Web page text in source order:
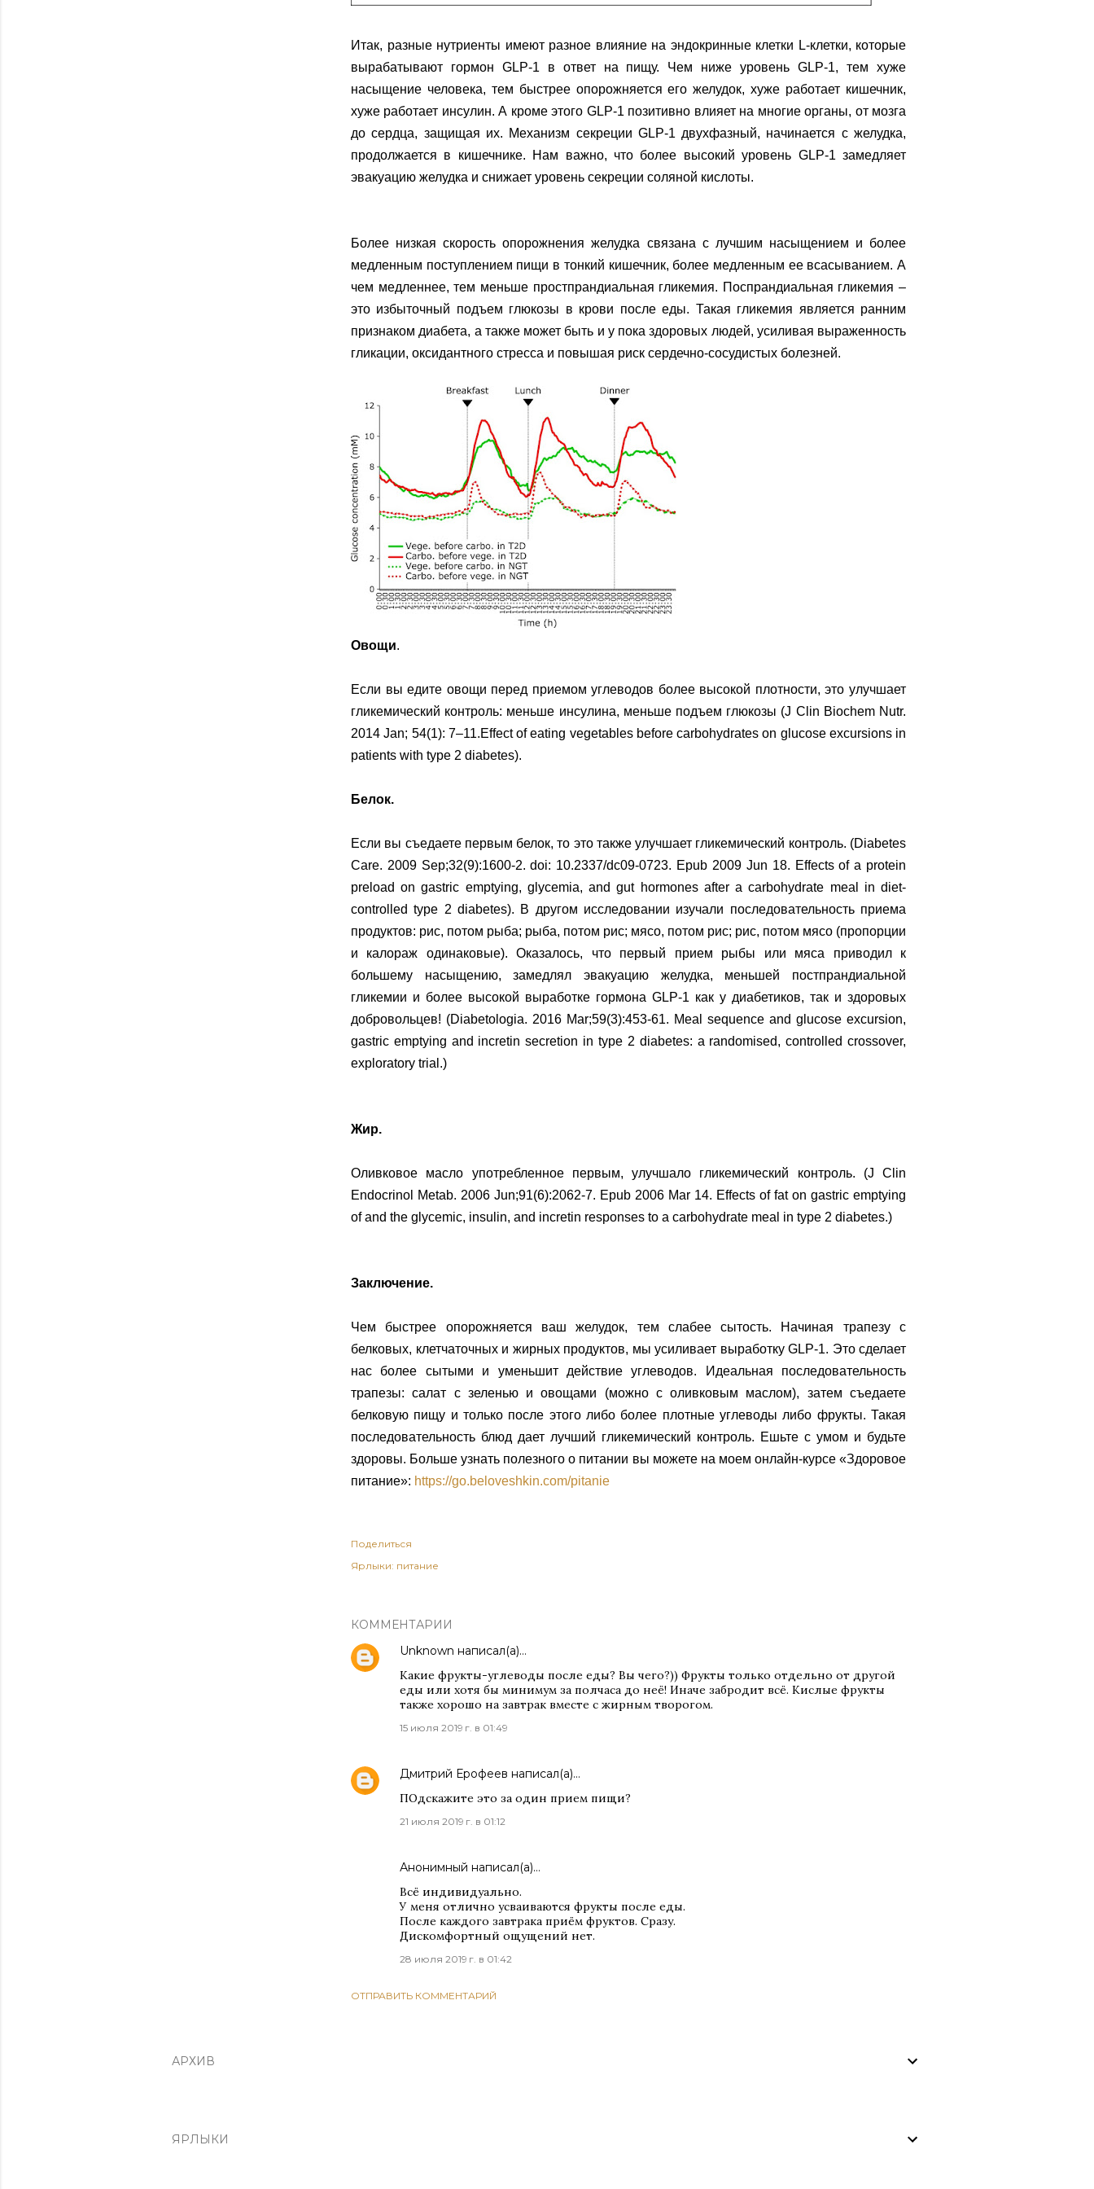
Итак, разные нутриенты имеют разное влияние на эндокринные клетки L-клетки, которые
вырабатывают гормон GLP-1 в ответ на пищу. Чем ниже уровень GLP-1, тем хуже
насыщение человека, тем быстрее опорожняется его желудок, хуже работает кишечник,
хуже работает инсулин. А кроме этого GLP-1 позитивно влияет на многие органы, от мозга
до сердца, защищая их. Механизм секреции GLP-1 двухфазный, начинается с желудка,
продолжается в кишечнике. Нам важно, что более высокий уровень GLP-1 замедляет
эвакуацию желудка и снижает уровень секреции соляной кислоты.
Более низкая скорость опорожнения желудка связана с лучшим насыщением и более
медленным поступлением пищи в тонкий кишечник, более медленным ее всасыванием. А
чем медленнее, тем меньше простпрандиальная гликемия. Поспрандиальная гликемия –
это избыточный подъем глюкозы в крови после еды. Такая гликемия является ранним
признаком диабета, а также может быть и у пока здоровых людей, усиливая выраженность
гликации, оксидантного стресса и повышая риск сердечно-сосудистых болезней.
Овощи.
Если вы едите овощи перед приемом углеводов более высокой плотности, это улучшает
гликемический контроль: меньше инсулина, меньше подъем глюкозы (J Clin Biochem Nutr.
2014 Jan; 54(1): 7–11.Effect of eating vegetables before carbohydrates on glucose excursions in
patients with type 2 diabetes).
Белок.
Если вы съедаете первым белок, то это также улучшает гликемический контроль. (Diabetes
Care. 2009 Sep;32(9):1600-2. doi: 10.2337/dc09-0723. Epub 2009 Jun 18. Effects of a protein
preload on gastric emptying, glycemia, and gut hormones after a carbohydrate meal in diet-
controlled type 2 diabetes). В другом исследовании изучали последовательность приема
продуктов: рис, потом рыба; рыба, потом рис; мясо, потом рис; рис, потом мясо (пропорции
и калораж одинаковые). Оказалось, что первый прием рыбы или мяса приводил к
большему насыщению, замедлял эвакуацию желудка, меньшей постпрандиальной
гликемии и более высокой выработке гормона GLP-1 как у диабетиков, так и здоровых
добровольцев! (Diabetologia. 2016 Mar;59(3):453-61. Meal sequence and glucose excursion,
gastric emptying and incretin secretion in type 2 diabetes: a randomised, controlled crossover,
exploratory trial.)
Жир.
Оливковое масло употребленное первым, улучшало гликемический контроль. (J Clin
Endocrinol Metab. 2006 Jun;91(6):2062-7. Epub 2006 Mar 14. Effects of fat on gastric emptying
of and the glycemic, insulin, and incretin responses to a carbohydrate meal in type 2 diabetes.)
Заключение.
Чем быстрее опорожняется ваш желудок, тем слабее сытость. Начиная трапезу с
белковых, клетчаточных и жирных продуктов, мы усиливает выработку GLP-1. Это сделает
нас более сытыми и уменьшит действие углеводов. Идеальная последовательность
трапезы: салат с зеленью и овощами (можно с оливковым маслом), затем съедаете
белковую пищу и только после этого либо более плотные углеводы либо фрукты. Такая
последовательность блюд дает лучший гликемический контроль. Ешьте с умом и будьте
здоровы. Больше узнать полезного о питании вы можете на моем онлайн-курсе «Здоровое
питание»: https://go.beloveshkin.com/pitanie
Поделиться
Ярлыки: питание
КОММЕНТАРИИ
Unknown написал(а)…
Какие фрукты-углеводы после еды? Вы чего?)) Фрукты только отдельно от другой
еды или хотя бы минимум за полчаса до неё! Иначе забродит всё. Кислые фрукты
также хорошо на завтрак вместе с жирным творогом.
15 июля 2019 г. в 01:49
Дмитрий Ерофеев написал(а)…
ПОдскажите это за один прием пищи?
21 июля 2019 г. в 01:12
Анонимный написал(а)…
Всё индивидуально.
У меня отлично усваиваются фрукты после еды.
После каждого завтрака приём фруктов. Сразу.
Дискомфортный ощущений нет.
28 июля 2019 г. в 01:42
ОТПРАВИТЬ КОММЕНТАРИЙ
АРХИВ
ЯРЛЫКИ